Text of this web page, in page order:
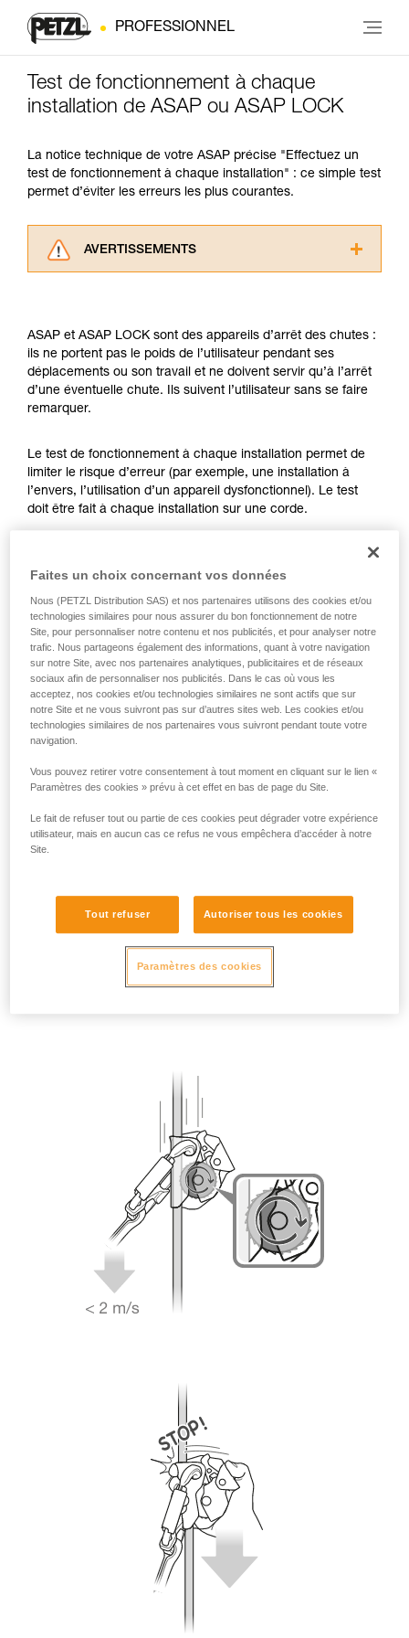
PROFESSIONNEL
Test de fonctionnement à chaque
installation de ASAP ou ASAP LOCK
La notice technique de votre ASAP précise "Effectuez un
test de fonctionnement à chaque installation" : ce simple test
permet d’éviter les erreurs les plus courantes.
AVERTISSEMENTS
informations de la notice technique pour
pouvoir comprendre ce complément
d’informations.
Maîtriser ces techniques nécessite une
formation et un entraînement spécifique. Validez
la manipulation, seul, en toute sécurité, avant
de la reproduire en autonomie.
Nous donnons des exemples de techniques
liées à votre activité. Il peut en exister d’autres
ASAP et ASAP LOCK sont des appareils d’arrêt des chutes :
ils ne portent pas le poids de l’utilisateur pendant ses
déplacements ou son travail et ne doivent servir qu’à l’arrêt
d’une éventuelle chute. Ils suivent l’utilisateur sans se faire
remarquer.
Le test de fonctionnement à chaque installation permet de
limiter le risque d’erreur (par exemple, une installation à
l’envers, l’utilisation d’un appareil dysfonctionnel). Le test
doit être fait à chaque installation sur une corde.
Pour l’ASAP LOCK, vérifiez que la fonction LOCK n’est pas
activée avant de faire le test.
Une fois l’ASAP ou ASAP LOCK placé sur la corde, faites
coulisser votre appareil brusquement vers le bas. Un
mouvement rapide de la main permet d’atteindre facilement
la vitesse de 2 m/s, l’appareil doit bloquer. S’il ne bloque pas,
vérifiez votre installation ou inspectez l’état de l’appareil.
Faites un choix concernant vos données
Nous (PETZL Distribution SAS) et nos partenaires utilisons des cookies et/ou
technologies similaires pour nous assurer du bon fonctionnement de notre
Site, pour personnaliser notre contenu et nos publicités, et pour analyser notre
trafic. Nous partageons également des informations, quant à votre navigation
sur notre Site, avec nos partenaires analytiques, publicitaires et de réseaux
sociaux afin de personnaliser nos publicités. Dans le cas où vous les
acceptez, nos cookies et/ou technologies similaires ne sont actifs que sur
notre Site et ne vous suivront pas sur d’autres sites web. Les cookies et/ou
technologies similaires de nos partenaires vous suivront pendant toute votre
navigation.
Vous pouvez retirer votre consentement à tout moment en cliquant sur le lien «
Paramètres des cookies » prévu à cet effet en bas de page du Site.
Le fait de refuser tout ou partie de ces cookies peut dégrader votre expérience
utilisateur, mais en aucun cas ce refus ne vous empêchera d’accéder à notre
Site.
Tout refuser Autoriser tous les cookies
Paramètres des cookies